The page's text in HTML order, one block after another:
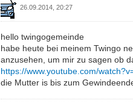
26.09.2014, 20:27
hello twingogemeinde
habe heute bei meinem Twingo
anzusehen, um mir zu sagen ob
https://www.youtube.com/
die Mutter is bis zum